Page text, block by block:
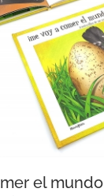
el mundo